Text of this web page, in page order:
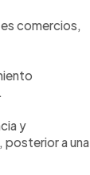
comercios,
y
posterior a una